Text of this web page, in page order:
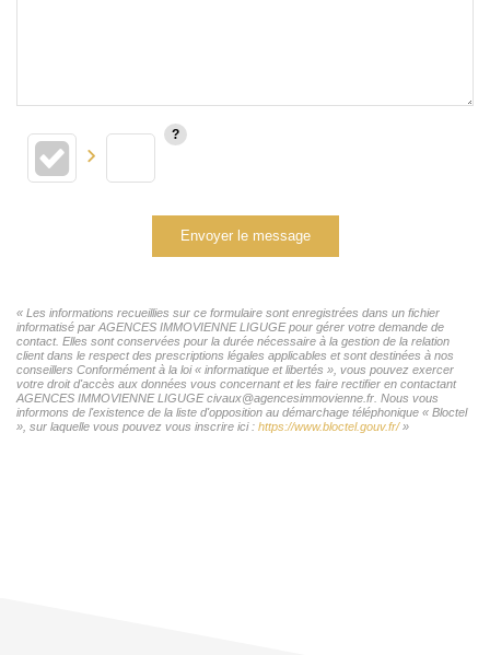
Envoyer le message
« Les informations recueillies sur ce formulaire sont enregistrées dans un fichier
informatisé par AGENCES IMMOVIENNE LIGUGE pour gérer votre demande de
contact. Elles sont conservées pour la durée nécessaire à la gestion de la relation
client dans le respect des prescriptions légales applicables et sont destinées à nos
conseillers Conformément à la loi « informatique et libertés », vous pouvez exercer
votre droit d'accès aux données vous concernant et les faire rectifier en contactant
AGENCES IMMOVIENNE LIGUGE civaux@agencesimmovienne.fr. Nous vous
informons de l'existence de la liste d'opposition au démarchage téléphonique « Bloctel
», sur laquelle vous pouvez vous inscrire ici : https://www.bloctel.gouv.fr/»